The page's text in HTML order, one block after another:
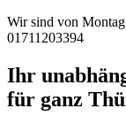
Wir sind von
01711203394
Ihr
für ganz